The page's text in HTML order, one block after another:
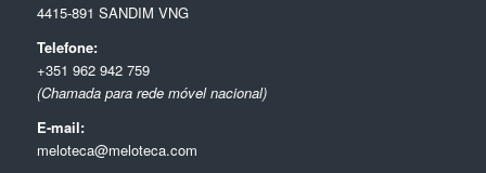
4415-891 SANDIM VNG
Telefone:
+351 962 942 759
(Chamada para rede móvel nacional)
E-mail:
meloteca@meloteca.com